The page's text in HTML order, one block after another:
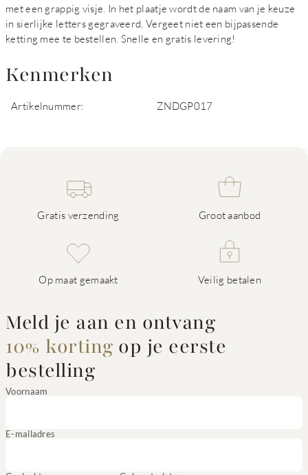
met een grappig visje. In het plaatje wordt de naam van je keuze
in sierlijke letters gegraveerd. Vergeet niet een bijpassende
ketting mee te bestellen. Snelle en gratis levering!
Kenmerken
Artikelnummer: ZNDGP017
Gratis verzending Groot aanbod
Op maat gemaakt Veilig betalen
Meld je aan en ontvang
10% korting op je eerste
bestelling
Voornaam
E-mailadres